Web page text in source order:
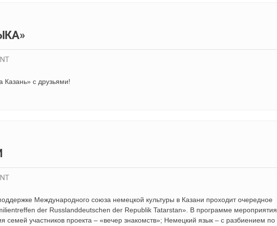
Казань» с друзьями!
Международного союза немецкой культуры в Казани проходит очередное
der Russlanddeutschen der Republik Tatarstan». В программе мероприятия
семей участников проекта – «вечер знакомств»; Немецкий язык – с разбиением по